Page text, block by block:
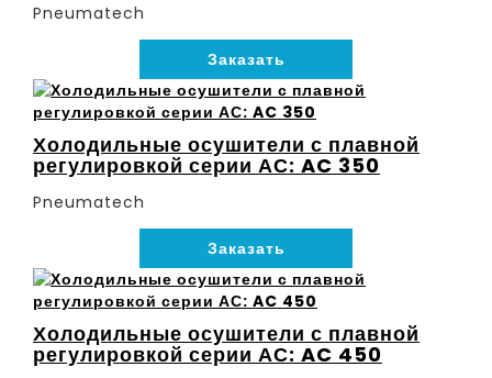
Pneumatech
Заказать
Холодильные осушители с плавной
регулировкой серии АС: AC 350
Pneumatech
Заказать
Холодильные осушители с плавной
регулировкой серии АС: AC 450